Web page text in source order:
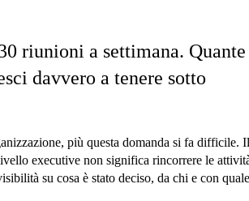
riunioni a settimana. Quante
davvero a tenere sotto
più questa domanda si fa difficile. Il
executive non significa rincorrere le
su cosa è stato deciso, da chi e con quale